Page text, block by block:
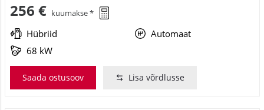
256 € kuumakse *
Hübriid
Automaat
68 kW
Saada ostusoov Lisa võrdlusse